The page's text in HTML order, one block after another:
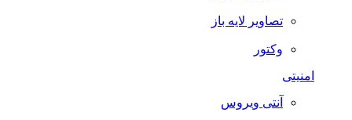
تصاویر لایه باز
وکتور
امنیتی
آنتی ویروس